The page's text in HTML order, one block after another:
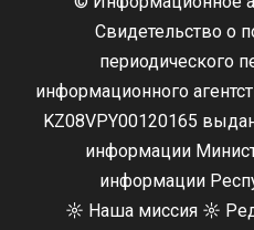
Свидетельство о
периодического
информационного
KZ08VPY00120165
информации
информации
☼ Наша миссия ☼